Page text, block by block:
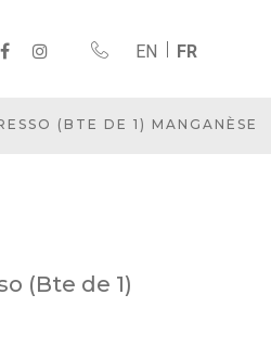
EN FR
(BTE DE 1) MANGANÈSE
(Bte de 1)